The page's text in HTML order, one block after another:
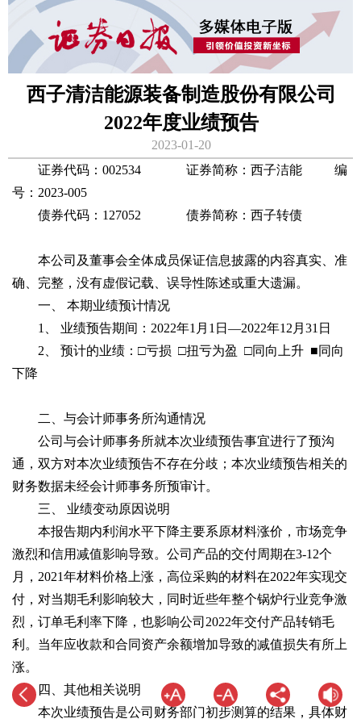
西子清洁能源装备制造股份有限公司
2022年度业绩预告
2023-01-20
证券代码：002534 证券简称：西子洁能 编
号：2023-005
债券代码：127052 债券简称：西子转债
本公司及董事会全体成员保证信息披露的内容真实、准
确、完整，没有虚假记载、误导性陈述或重大遗漏。
一、 本期业绩预计情况
1、 业绩预告期间：2022年1月1日—2022年12月31日
2、 预计的业绩：□亏损 □扭亏为盈 □同向上升 ■同向
下降
二、与会计师事务所沟通情况
公司与会计师事务所就本次业绩预告事宜进行了预沟
通，双方对本次业绩预告不存在分歧；本次业绩预告相关的
财务数据未经会计师事务所预审计。
三、 业绩变动原因说明
本报告期内利润水平下降主要系原材料涨价，市场竞争
激烈和信用减值影响导致。公司产品的交付周期在3-12个
月，2021年材料价格上涨，高位采购的材料在2022年实现交
付，对当期毛利影响较大，同时近些年整个锅炉行业竞争激
烈，订单毛利率下降，也影响公司2022年交付产品转销毛
利。当年应收款和合同资产余额增加导致的减值损失有所上
涨。
四、其他相关说明
本次业绩预告是公司财务部门初步测算的结果，具体财